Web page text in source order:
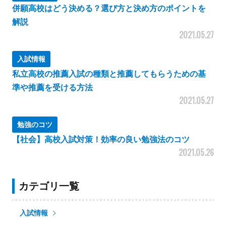
併願高校はどう決める？選び方と決め方のポイントを
解説
2021.05.27
入試情報
私立高校の推薦入試の種類と推薦してもらうための基
準や推薦を受ける方法
2021.05.27
勉強のコツ
【社会】高校入試対策！効率の良い勉強法のコツ
2021.05.26
カテゴリ一覧
入試情報